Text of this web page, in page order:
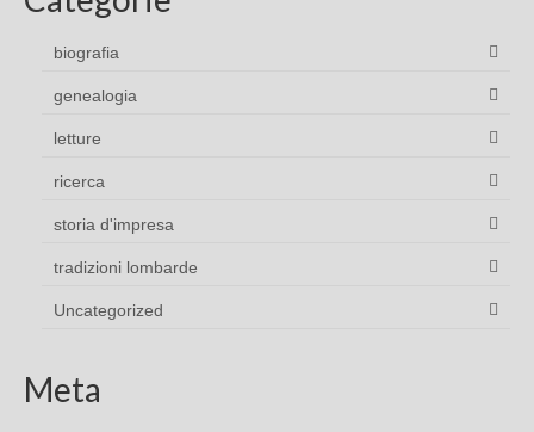
biografia
genealogia
letture
ricerca
storia d'impresa
tradizioni lombarde
Uncategorized
Meta